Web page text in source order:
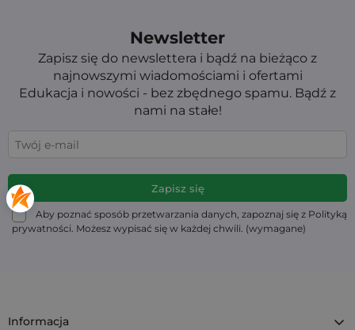
Newsletter
Zapisz się do newslettera i bądź na bieżąco z
najnowszymi wiadomościami i ofertami
Edukacja i nowości - bez zbędnego spamu. Bądź z
nami na stałe!
Aby poznać sposób przetwarzania danych, zapoznaj się z Polityką
prywatności. Możesz wypisać się w każdej chwili. (wymagane)
Informacja